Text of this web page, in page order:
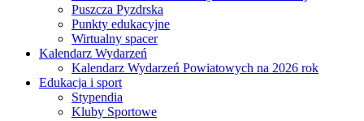
Puszcza Pyzdrska
Punkty edukacyjne
Wirtualny spacer
Kalendarz Wydarzeń
Kalendarz Wydarzeń Powiatowych na 2026 rok
Edukacja i sport
Stypendia
Kluby Sportowe